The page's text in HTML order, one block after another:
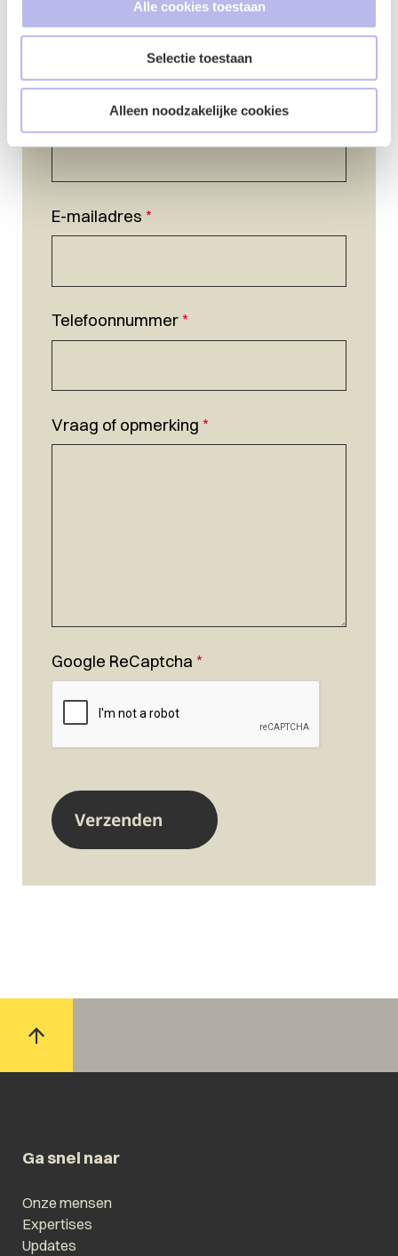
Alle cookies toestaan
Selectie toestaan
Alleen noodzakelijke cookies
E-mailadres *
Telefoonnummer*
Vraag of opmerking *
Google ReCaptcha *
Ga snel naar
Onze mensen
Expertises
Updates